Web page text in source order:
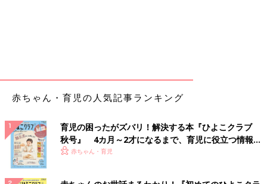
赤ちゃん・育児の人気記事ランキング
育児の困ったがズバリ！解決する本『ひよこクラブ
秋号』 4カ月～2才になるまで、育児に役立つ情報が
いっぱい！
赤ちゃん・育児